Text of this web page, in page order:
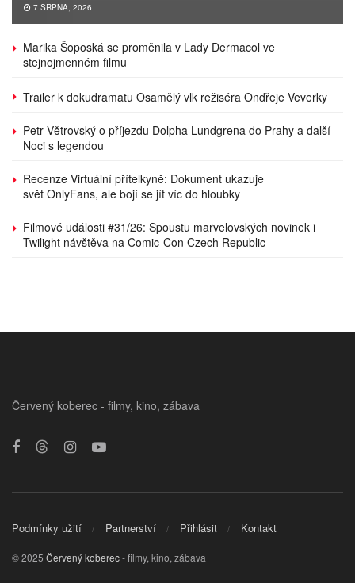
7 SRPNA, 2026
Marika Šoposká se proměnila v Lady Dermacol ve
stejnojmenném filmu
Trailer k dokudramatu Osamělý vlk režiséra Ondřeje Veverky
Petr Větrovský o příjezdu Dolpha Lundgrena do Prahy a další
Noci s legendou
Recenze Virtuální přítelkyně: Dokument ukazuje
svět OnlyFans, ale bojí se jít víc do hloubky
Filmové události #31/26: Spoustu marvelovských novinek i
Twilight návštěva na Comic-Con Czech Republic
Červený koberec - filmy, kino, zábava
Podmínky užití Partnerství Přihlásit Kontakt
© 2025 Červený koberec- filmy, kino, zábava